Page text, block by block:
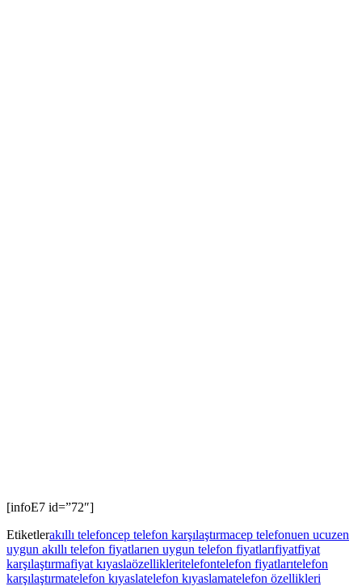
[infoE7 id=”72″]
Etiketlerakıllı telefoncep telefon karşılaştırmacep telefonuen ucuzen
uygun akıllı telefon fiyatlarıen uygun telefon fiyatlarıfiyatfiyat
karşılaştırmafiyat kıyaslaözellikleritelefontelefon fiyatlarıtelefon
karşılaştırmatelefon kıyaslatelefon kıyaslamatelefon özellikleri